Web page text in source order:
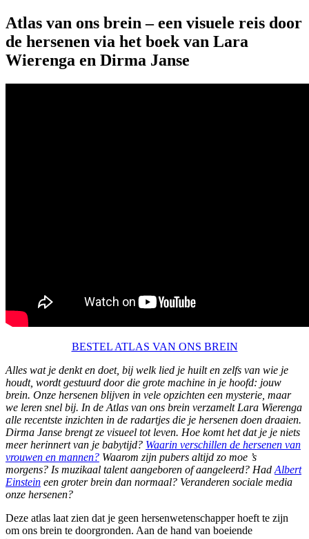
Atlas van ons brein – een visuele reis door
de hersenen via het boek van Lara
Wierenga en Dirma Janse
BESTEL ATLAS VAN ONS BREIN
Alles wat je denkt en doet, bij welk lied je huilt en zelfs van wie je
houdt, wordt gestuurd door die grote machine in je hoofd: jouw
brein. Onze hersenen blijven in vele opzichten een mysterie, maar
we leren snel bij. In de Atlas van ons brein verzamelt Lara Wierenga
alle recentste inzichten in de radartjes die je hersenen doen draaien.
Dirma Janse brengt ze visueel tot leven. Hoe komt het dat je je niets
meer herinnert van je babytijd? Waarin verschillen de hersenen van
vrouwen en mannen? Waarom zijn pubers altijd zo moe ’s
morgens? Is muzikaal talent aangeboren of aangeleerd? Had Albert
Einstein een groter brein dan normaal? Veranderen sociale media
onze hersenen?
Deze atlas laat zien dat je geen hersenwetenschapper hoeft te zijn
om ons brein te doorgronden. Aan de hand van boeiende